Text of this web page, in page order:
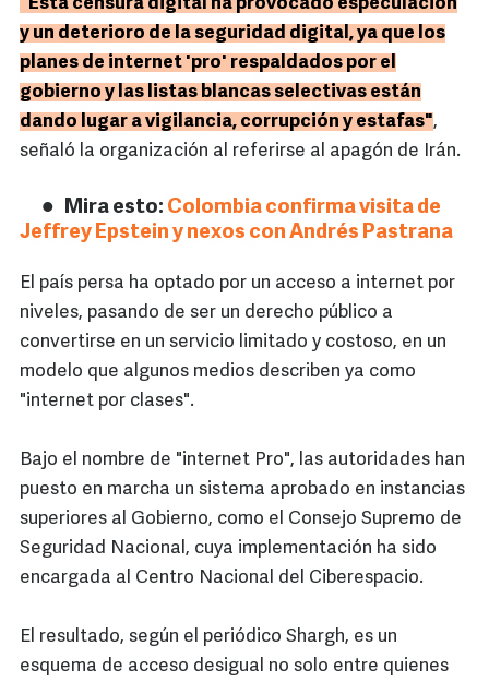
"Esta censura digital ha provocado especulación
y un deterioro de la seguridad digital, ya que los
planes de internet 'pro' respaldados por el
gobierno y las listas blancas selectivas están
dando lugar a vigilancia, corrupción y estafas",
señaló la organización al referirse al apagón de Irán.
Mira esto: Colombia confirma visita de
Jeffrey Epstein y nexos con Andrés Pastrana
El país persa ha optado por un acceso a internet por
niveles, pasando de ser un derecho público a
convertirse en un servicio limitado y costoso, en un
modelo que algunos medios describen ya como
"internet por clases".
Bajo el nombre de "internet Pro", las autoridades han
puesto en marcha un sistema aprobado en instancias
superiores al Gobierno, como el Consejo Supremo de
Seguridad Nacional, cuya implementación ha sido
encargada al Centro Nacional del Ciberespacio.
El resultado, según el periódico Shargh, es un
esquema de acceso desigual no solo entre quienes